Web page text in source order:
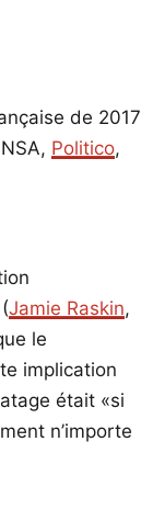
de 2017
Politico,
Jamie Raskin,
le
implication
était «si
n’importe